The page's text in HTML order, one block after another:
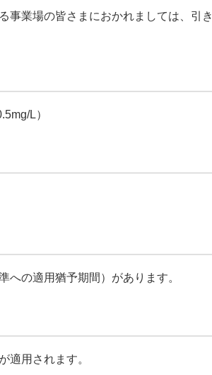
事業場の皆さまにおかれましては、引
L）
の適用猶予期間）があります。
適用されます。